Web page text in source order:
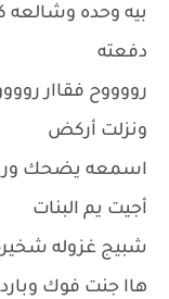
بيه وحده وشالعه
دفعته
رووووح فقاار
ونزلت أركض
اسمعه يضحك
أجيت يم البنات
شبيج غزوله
هاا جنت فوك